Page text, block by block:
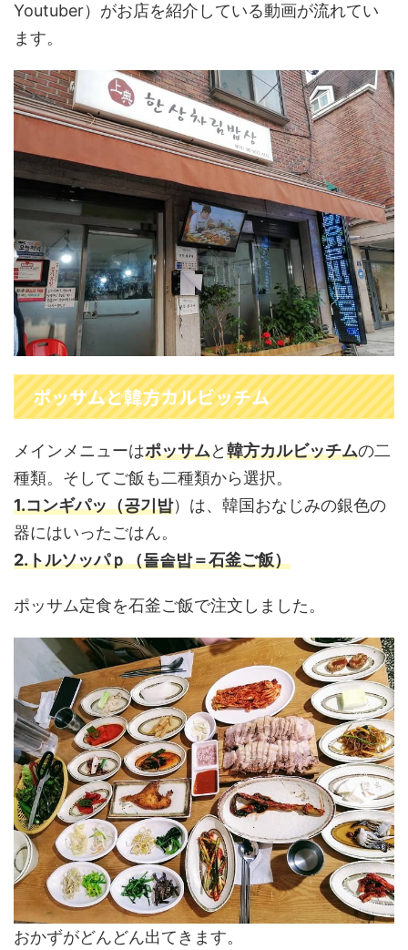
Youtuber）がお店を紹介している動画が流れてい
ます。
ポッサムと韓方カルビッチム
メインメニューはポッサムと韓方カルビッチムの二
種類。そしてご飯も二種類から選択。
1.コンギパッ（공기밥）は、韓国おなじみの銀色の
器にはいったごはん。
2.トルソッパｐ（돌솥밥＝石釜ご飯）
ポッサム定食を石釜ご飯で注文しました。
おかずがどんどん出てきます。